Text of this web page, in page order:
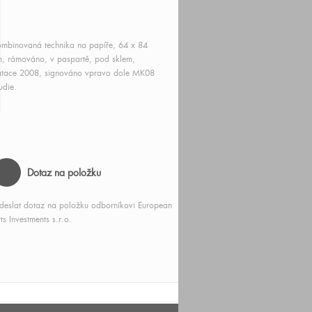
technika na papíře, 64 x 84
rámováno, v paspartě, pod sklem,
2008, signováno vpravo dole MK08
Dotaz na položku
dotaz na položku odborníkovi European
Investments s.r.o.